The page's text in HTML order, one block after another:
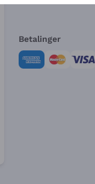
Betalinger